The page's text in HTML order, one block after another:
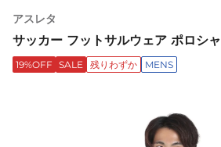
アスレタ
サッカー フットサルウェア ポロシ
19%OFF SALE 残りわずか MENS